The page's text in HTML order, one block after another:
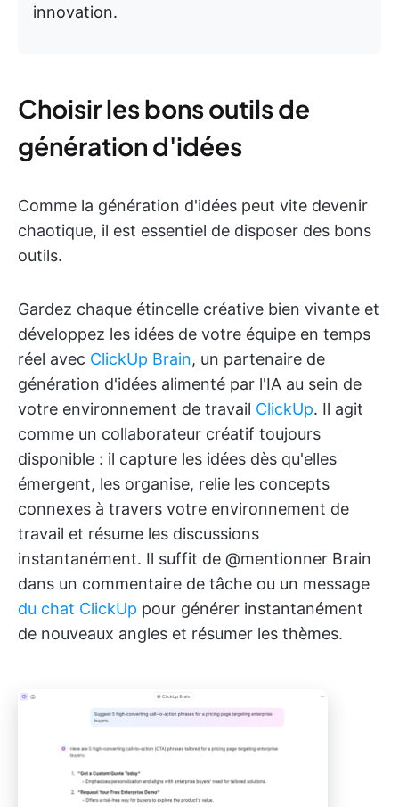
innovation.
Choisir les bons outils de
génération d'idées
Comme la génération d'idées peut vite devenir
chaotique, il est essentiel de disposer des bons
outils.
Gardez chaque étincelle créative bien vivante et
développez les idées de votre équipe en temps
réel avec ClickUp Brain, un partenaire de
génération d'idées alimenté par l'IA au sein de
votre environnement de travail ClickUp. Il agit
comme un collaborateur créatif toujours
disponible : il capture les idées dès qu'elles
émergent, les organise, relie les concepts
connexes à travers votre environnement de
travail et résume les discussions
instantanément. Il suffit de @mentionner Brain
dans un commentaire de tâche ou un message
du chat ClickUp pour générer instantanément
de nouveaux angles et résumer les thèmes.